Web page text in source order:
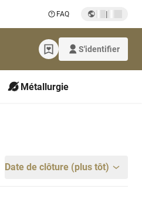
FAQ |
S'identifier
Métallurgie
Date de clôture (plus tôt)